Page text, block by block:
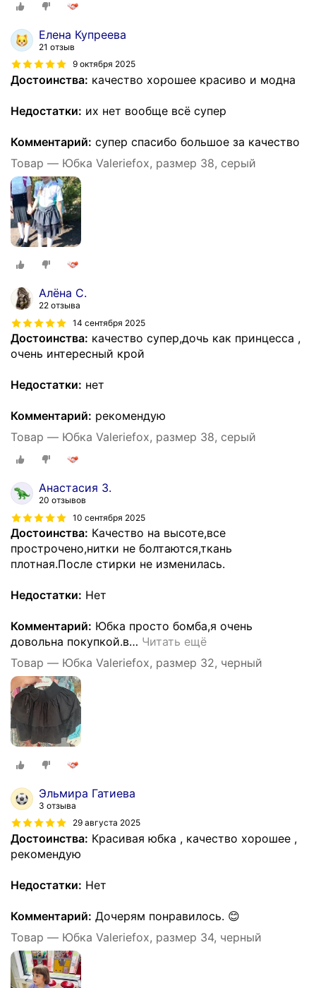
Елена Купреева
21 отзыв
9 октября 2025
Достоинства: качество хорошее красиво и модна
Недостатки: их нет вообще всё супер
Комментарий: супер спасибо большое за качество
Товар — Юбка Valeriefox, размер 38, серый
Алёна С.
22 отзыва
14 сентября 2025
Достоинства: качество супер,дочь как принцесса ,
очень интересный крой
Недостатки: нет
Комментарий: рекомендую
Товар — Юбка Valeriefox, размер 38, серый
Анастасия З.
20 отзывов
10 сентября 2025
Достоинства: Качество на высоте,все
прострочено,нитки не болтаются,ткань
плотная.После стирки не изменилась.
Недостатки: Нет
Комментарий: Юбка просто бомба,я очень
довольна покупкой.в… Читать ещё
Товар — Юбка Valeriefox, размер 32, черный
Эльмира Гатиева
3 отзыва
29 августа 2025
Достоинства: Красивая юбка , качество хорошее ,
рекомендую
Недостатки: Нет
Комментарий: Дочерям понравилось. 😊
Товар — Юбка Valeriefox, размер 34, черный